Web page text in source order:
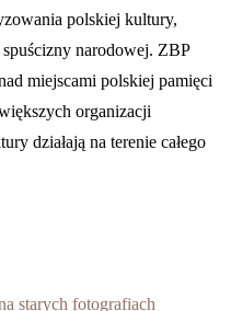
polskiej kultury,
narodowej. ZBP
miejscami polskiej pamięci
organizacji
działają na terenie całego
starych fotografiach